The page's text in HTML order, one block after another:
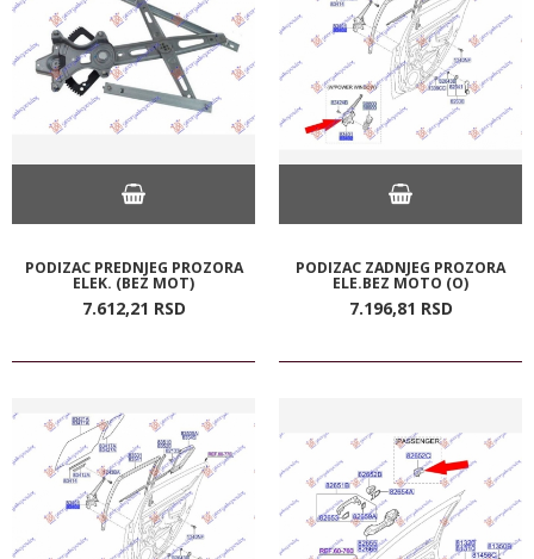
PODIZAC PREDNJEG PROZORA
ELEK. (BEZ MOT)
7.612,21 RSD
PODIZAC ZADNJEG PROZORA
ELE.BEZ MOTO (O)
7.196,81 RSD